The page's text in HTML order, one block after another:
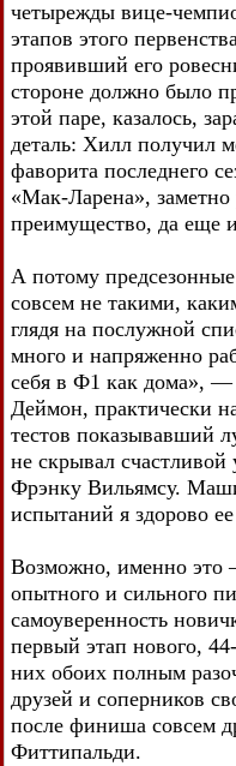
четырежды вице-
этапов этого
проявивший его
стороне должно было
этой паре, казалось,
деталь: Хилл получил
фаворита последнего
«Мак-Ларена», заметно
преимущество, да еще
А потому
совсем не такими,
глядя на послужной
много и напряженно
себя в Ф1 как дома»,
Деймон, практически
тестов показывавший
не скрывал
Фрэнку Вильямсу.
испытаний я здорово
Возможно, именно это
опытного и сильного
самоуверенность
первый этап нового,
них обоих полным
друзей и соперников
после финиша совсем
Фиттипальди.